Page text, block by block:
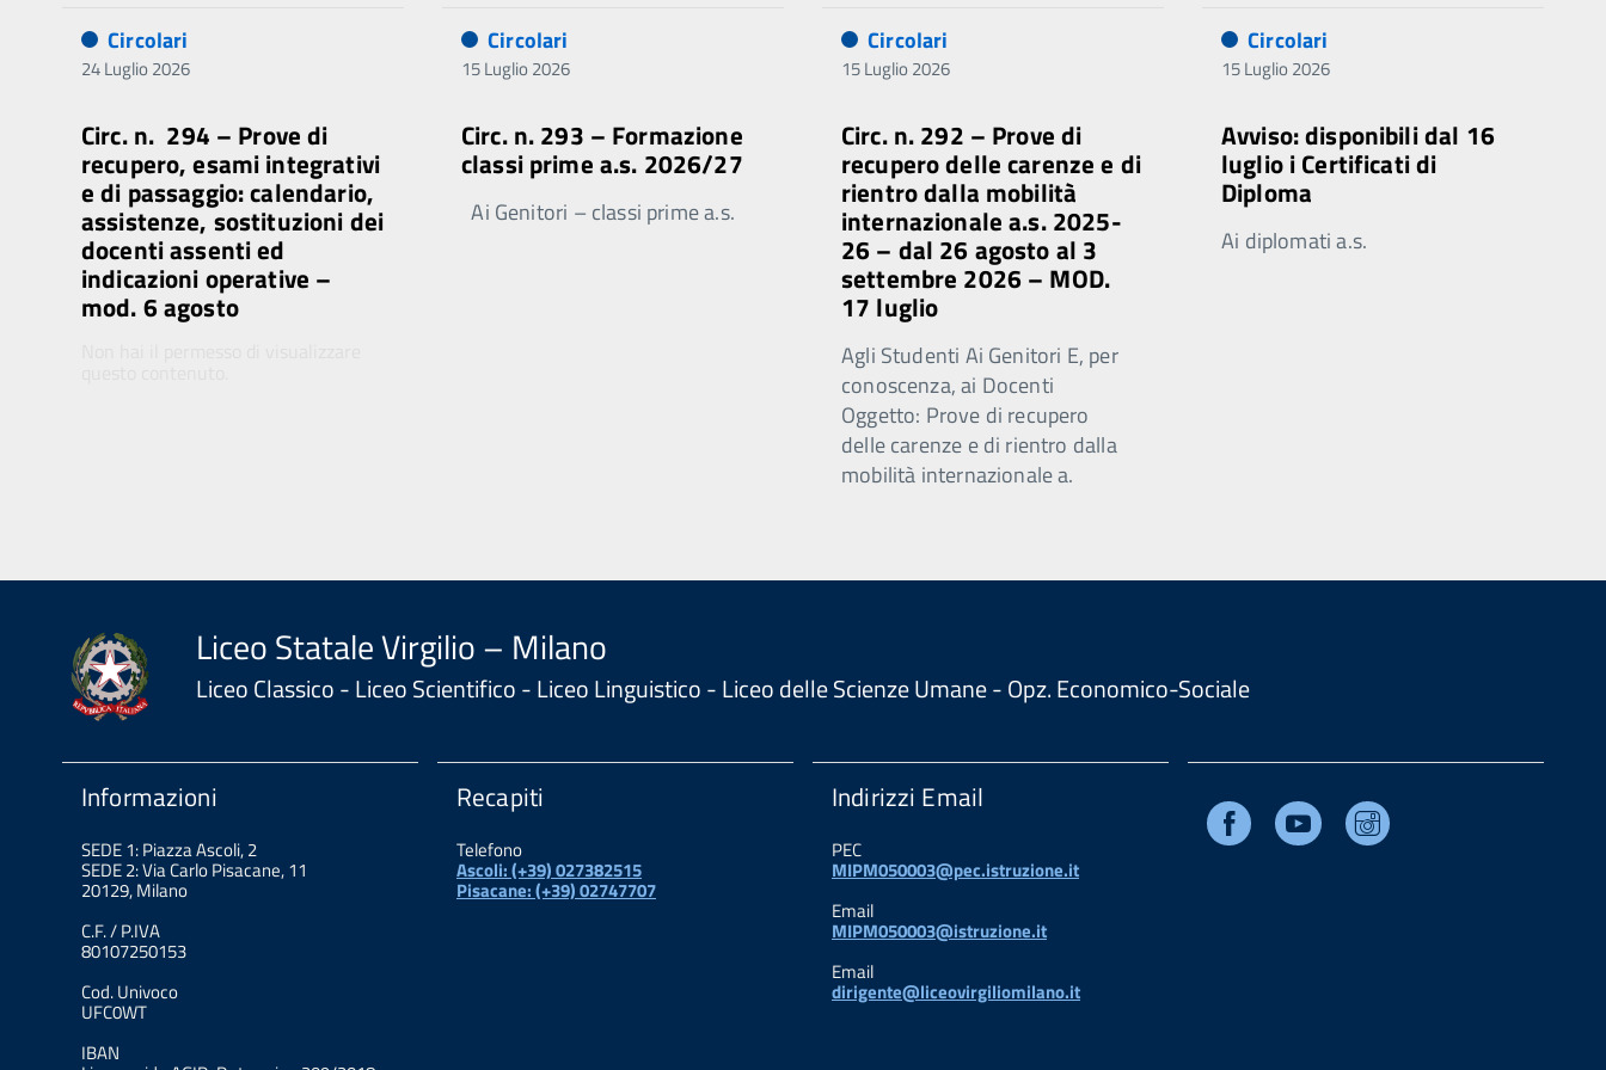
Circolari
24 Luglio 2026
Circ. n. 294 – Prove di
recupero, esami integrativi
e di passaggio: calendario,
assistenze, sostituzioni dei
docenti assenti ed
indicazioni operative –
mod. 6 agosto
Circolari
15 Luglio 2026
Circ. n. 293 – Formazione
classi prime a.s. 2026/27
Ai Genitori – classi prime a.s.
Circolari
15 Luglio 2026
Circ. n. 292 – Prove di
recupero delle carenze e di
rientro dalla mobilità
internazionale a.s. 2025-
26 – dal 26 agosto al 3
settembre 2026 – MOD.
17 luglio
Agli Studenti Ai Genitori E, per
conoscenza, ai Docenti
Oggetto: Prove di recupero
delle carenze e di rientro dalla
mobilità internazionale a.
Circolari
15 Luglio 2026
Avviso: disponibili dal 16
luglio i Certificati di
Diploma
Ai diplomati a.s.
Liceo Statale Virgilio – Milano
Liceo Classico - Liceo Scientifico - Liceo Linguistico - Liceo delle Scienze Umane - Opz. Economico-Sociale
Informazioni
SEDE 1: Piazza Ascoli, 2
SEDE 2: Via Carlo Pisacane, 11
20129, Milano
C.F. / P.IVA
80107250153
Cod. Univoco
UFC0WT
IBAN
Recapiti
Telefono
Ascoli: (+39) 027382515
Pisacane: (+39) 02747707
Indirizzi Email
PEC
MIPM050003@pec.istruzione.it
Email
MIPM050003@istruzione.it
Email
dirigente@liceovirgiliomilano.it
Facebook Youtube